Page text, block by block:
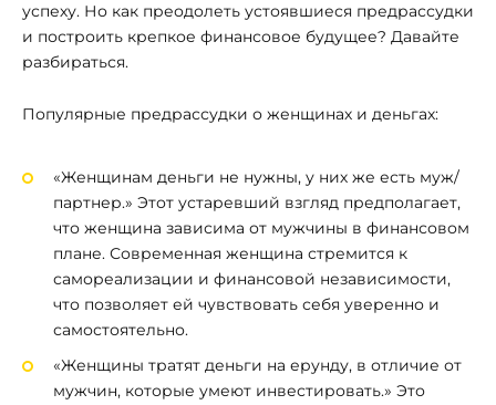
успеху. Но как преодолеть устоявшиеся предрассудки
и построить крепкое финансовое будущее? Давайте
разбираться.
Популярные предрассудки о женщинах и деньгах:
«Женщинам деньги не нужны, у них же есть муж/
партнер.» Этот устаревший взгляд предполагает,
что женщина зависима от мужчины в финансовом
плане. Современная женщина стремится к
самореализации и финансовой независимости,
что позволяет ей чувствовать себя уверенно и
самостоятельно.
«Женщины тратят деньги на ерунду, в отличие от
мужчин, которые умеют инвестировать.» Это